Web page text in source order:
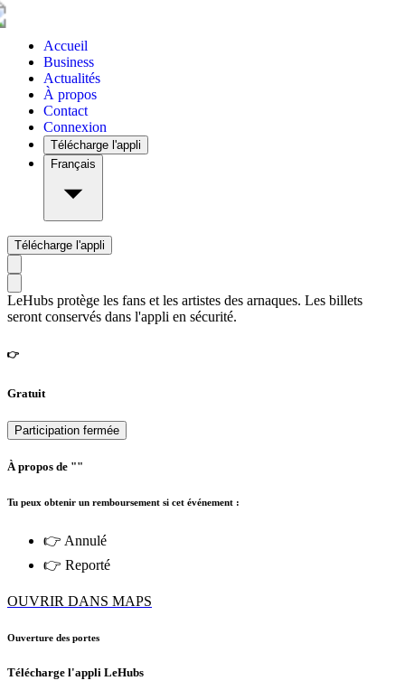
Accueil
Business
Actualités
À propos
Contact
Connexion
Télécharge l'appli
Français
Télécharge l'appli
LeHubs protège les fans et les artistes des arnaques. Les billets
seront conservés dans l'appli en sécurité.
👉
Gratuit
Participation fermée
À propos de ""
Tu peux obtenir un remboursement si cet événement :
👉 Annulé
👉 Reporté
OUVRIR DANS MAPS
Ouverture des portes
Télécharge l'appli LeHubs